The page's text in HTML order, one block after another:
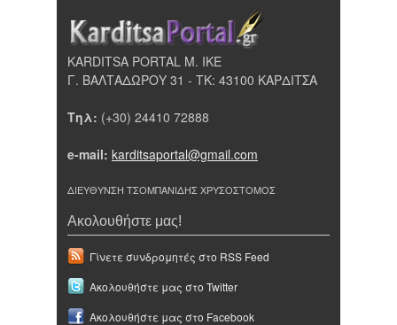
KARDITSA PORTAL Μ. ΙΚΕ
Γ. ΒΑΛΤΑΔΩΡΟΥ 31 - ΤΚ: 43100 ΚΑΡΔΙΤΣΑ
Τηλ: (+30) 24410 72888
e-mail: karditsaportal@gmail.com
ΔΙΕΥΘΥΝΣΗ ΤΣΟΜΠΑΝΙΔΗΣ ΧΡΥΣΟΣΤΟΜΟΣ
Ακολουθήστε μας!
Γίνετε συνδρομητές στο RSS Feed
Ακολουθήστε μας στο Twitter
Ακολουθήστε μας στο Facebook